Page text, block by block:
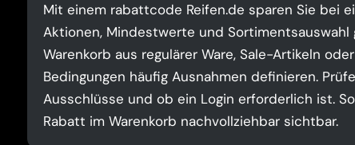
Mit einem rabattcode Reifen.de sparen Sie bei
Aktionen, Mindestwerte und
Warenkorb aus regulärer Ware, Sale-Artikeln
Bedingungen häufig Ausnahmen definieren.
Ausschlüsse und ob ein Login erforderlich ist.
Rabatt im Warenkorb nachvollziehbar sichtbar.